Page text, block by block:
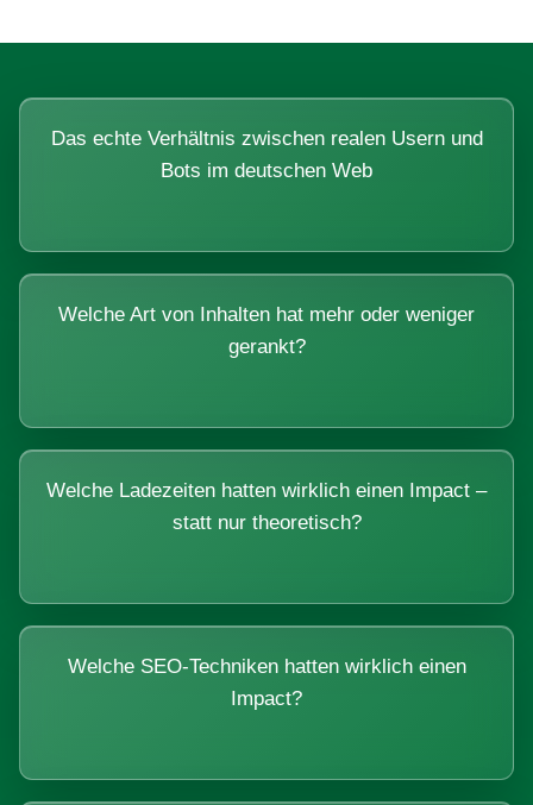
Das echte Verhältnis zwischen realen Usern und
Bots im deutschen Web
Welche Art von Inhalten hat mehr oder weniger
gerankt?
Welche Ladezeiten hatten wirklich einen Impact –
statt nur theoretisch?
Welche SEO-Techniken hatten wirklich einen
Impact?